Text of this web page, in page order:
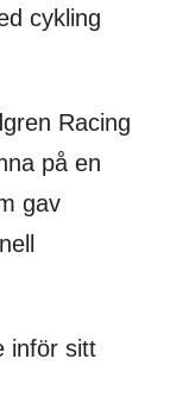
cykling
Racing
på en
gav
inför sitt